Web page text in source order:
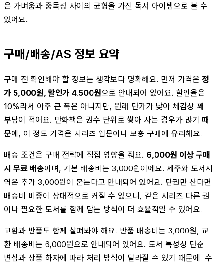
은 가벼움과 중독성 사이의 균형을 가진 독서 아이템으로 볼 수
있어요.
구매/배송/AS 정보 요약
구매 전 확인해야 할 정보는 생각보다 명확해요. 먼저 가격은 정
가 5,000원, 할인가 4,500원으로 안내되어 있어요. 할인율은
10%라서 아주 큰 폭은 아니지만, 원래 단가가 낮아 체감상 꽤
부담이 적어요. 만화책은 권수 단위로 쌓아 사는 경우가 많기 때
문에, 이 정도 가격은 시리즈 입문이나 보충 구매에 유리해요.
배송 조건은 구매 전략에 직접 영향을 줘요. 6,000원 이상 구매
시 무료 배송이며, 기본 배송비는 3,000원이에요. 제주와 도서지
역은 추가 3,000원이 붙는다고 안내되어 있어요. 단권만 산다면
배송비 비중이 상대적으로 커질 수 있으니, 같은 시리즈 다른 권
이나 필요한 도서를 함께 담는 방식이 더 효율적일 수 있어요.
교환과 반품도 함께 살펴봐야 해요. 반품 배송비는 3,000원, 교
환 배송비는 6,000원으로 안내되어 있어요. 도서 특성상 단순
변심과 상품 하자에 따라 처리 방식이 달라질 수 있기 때문에, 수